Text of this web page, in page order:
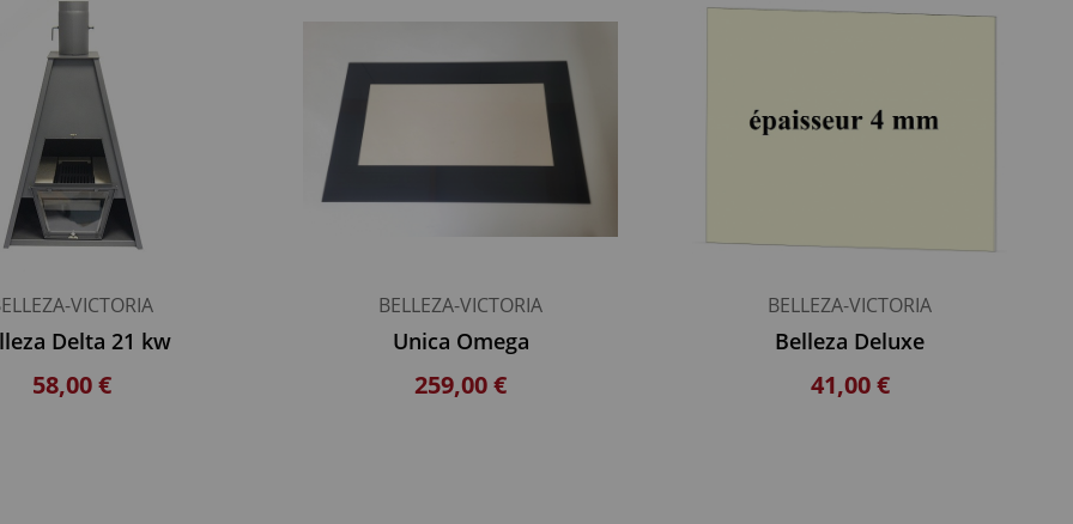
VICTORIA
Delta 21 kw
58,00 €
BELLEZA-VICTORIA
Unica Omega
259,00 €
BELLEZA-VICTORIA
Belleza Deluxe
41,00 €